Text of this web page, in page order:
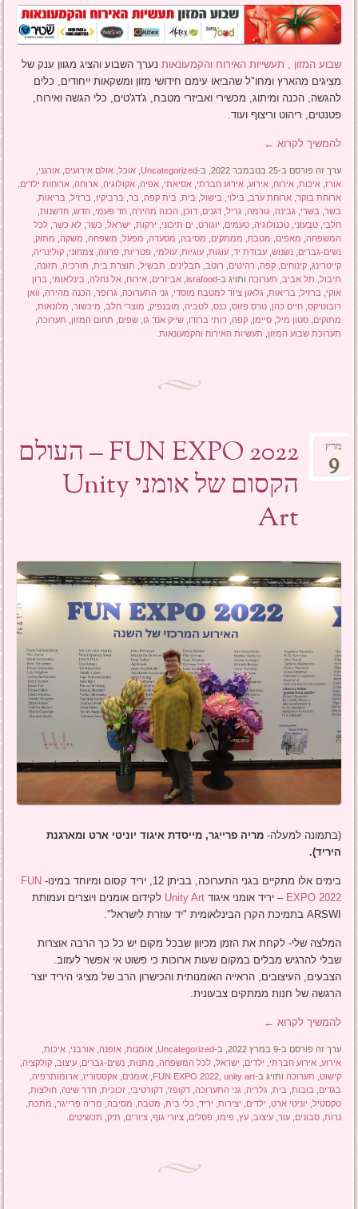
שבוע המזון , תעשייות האירוח והקמעונאות נערך השבוע והציג מגוון ענק של
מציגים מהארץ ומחו"ל שהביאו עימם חידושי מזון ומשקאות ייחודים, כלים
להגשה, הכנה ומיתוג, מכשירי ואביזרי מטבח, ג'דג'טים, כלי הגשה ואירוח,
פטנטים, ריהוט וריצוף ועוד.
להמשיך לקרוא ←
ערך זה פורסם ב-25 בנובמבר 2022, ב- Uncategorized
,אוכל ,אולם אירועים ,אורגני
אורז ,איכות ,אירוח ,אירוע ,אירוע חברתי ,אסיאתי ,אפיה ,אקולוגיה ,ארוחה ,ארוחות ילדים
ארוחת בוקר ,ארוחת ערב בילוי בישול בית בית קפה בר ברביקיו ברזיל בריאות
בשר בשרי גבינה גורמה גריל ,דגנים ,דוכן הכנה מהירה ,חד פעמי ,חדש ,חדשנות
חלבי ,טבעוני ,טכנולוגיה ,טעמים יוגורט ים תיכוני ירקות ישראל כשר ,לא כשר ,לכל
המשפחה מאפים מטבח ממתקים מסיבה מסעדה מפעל משפחה משקה מתוק
נשים-גברים ,נשנוש ,עבודת יד ,עוגות ,עוגיות ,עולמי פטריות פרווה ,צמחוני ,קולינריה
קייטרינג ,קינוחים ,קפה רהיטים רוטב תבלינים תבשיל תוצרת בית תורכיה תזונה
תיבול תל אביב תערוכה ותויג ב-israfood
,אביזרים ,אירוח ,אל נחלה בינלאומי
ברון
אוקי
ברזיל בריאות גלאון ציוד למטבח מוסדי גני התערוכה גרופר הכנה מהירה וואן
רובוטיקס ,חיים כהן ,טרס פזוס כנס ,לטביה מובנפיק מוצרי חלב מיכשור מלונאות
מתוקים ,סטון מיל ,סיימן ,קפה רותי ברודו ,שייק אנד גו ,שפים תחום המזון תערוכה
תערוכת שבוע המזון
תעשיות האירוח והקמעונאות
FUN EXPO 2022 – העולם
הקסום של אומני Unity
Art
מרץ
9
(בתמונה למעלה-מריה פרייגר, מייסדת איגוד יוניטי ארט ומארגנת
היריד).
בימים אלו מתקיים בגני התערוכה, בביתן 12, יריד קסום ומיוחד במינו-
FUN
EXPO 2022 – יריד אומני איגודUnity Art לקידום אומנים ויוצרים ועמותת
ARSWI בתמיכת הקרן הבינלאומית "יד עוזרת לישראל".
המלצה שלי- לקחת את הזמן מכיוון שבכל מקום יש כל כך הרבה אוצרות
שבלי להרגיש מבלים במקום שעות ארוכות כי פשוט אי אפשר לעזוב.
הצבעים, העיצובים, הראייה האומנותית והכישרון הרב של מציגי היריד יוצר
הרגשה של חנות ממתקים צבעונית.
להמשיך לקרוא ←
ערך זה פורסם ב-9 במרץ 2022, ב- Uncategorized
,אומנות ,אופנה ,אורבני ,איכות
אירוע ,אירוע חברתי ילדים ישראל ,לכל המשפחה מתנות ,נשים-גברים ,עיצוב ,קולקציה
קישוט
תערוכה ותויג ב- FUN EXPO 2022, unity art
,אומנים ,אקססוריז ,ארומותרפיה
בגדים
בובות בית גלריה גני התערוכה ,דקופז' ,דקורטיבי ,זכוכית ,חדר שינה ,חולצות
טקסטיל יוניטי ארט ילדים יצירות יריד כלי בית מטבח מסיבה מריה פרייגר מתכת
נרות ,סבונים ,עור ,עיצוב ,עץ פימו פסלים ,ציורי גוף ,ציורים תיק תכשיטים